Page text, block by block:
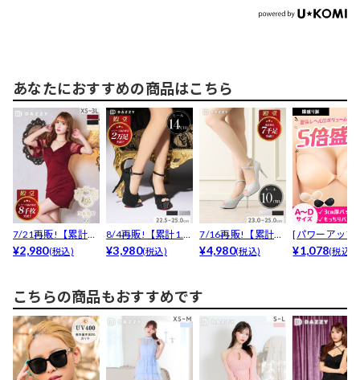
あなたにおすすめの商品はこちら
7/21再販!【累計販
売7000枚以上...
¥2,980(税込)
8/4再販!【累計1.2
万足以上販売!...
¥3,980(税込)
7/16再販!【累計70
00足販売・安...
¥4,980(税込)
[パワーアップ
最強5倍盛りア
¥1,078(税込)
こちらの商品もおすすめです